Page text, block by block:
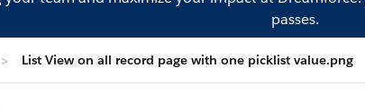
passes.
List View on all record page with one picklist value.png